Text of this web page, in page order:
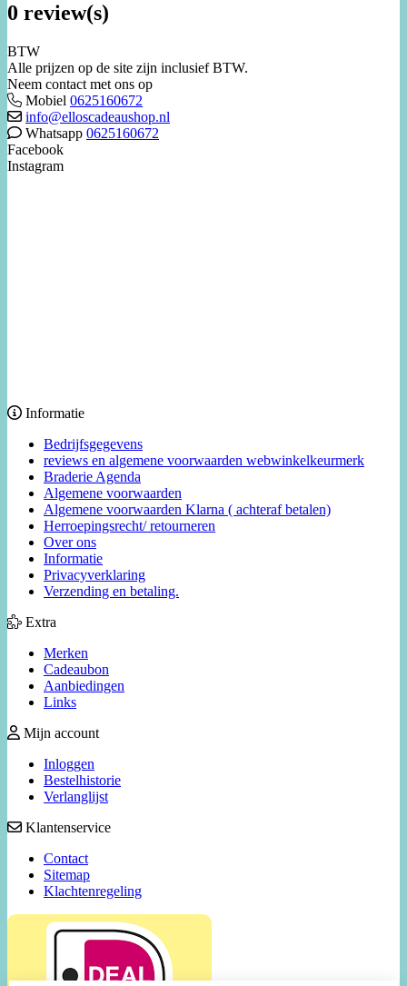
0 review(s)
BTW
Alle prijzen op de site zijn inclusief BTW.
Neem contact met ons op
Mobiel 0625160672
info@elloscadeaushop.nl
Whatsapp 0625160672
Facebook
Instagram
Informatie
Bedrijfsgegevens
reviews en algemene voorwaarden webwinkelkeurmerk
Braderie Agenda
Algemene voorwaarden
Algemene voorwaarden Klarna ( achteraf betalen)
Herroepingsrecht/ retourneren
Over ons
Informatie
Privacyverklaring
Verzending en betaling.
Extra
Merken
Cadeaubon
Aanbiedingen
Links
Mijn account
Inloggen
Bestelhistorie
Verlanglijst
Klantenservice
Contact
Sitemap
Klachtenregeling